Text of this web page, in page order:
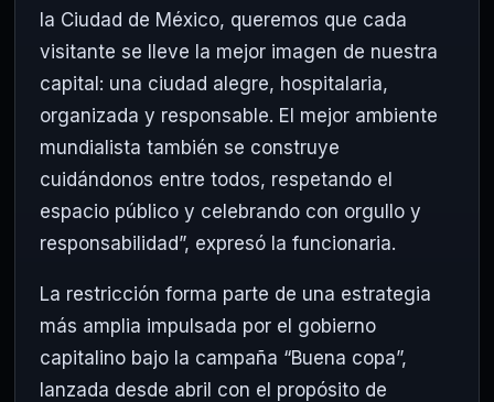
la Ciudad de México, queremos que cada
visitante se lleve la mejor imagen de nuestra
capital: una ciudad alegre, hospitalaria,
organizada y responsable. El mejor ambiente
mundialista también se construye
cuidándonos entre todos, respetando el
espacio público y celebrando con orgullo y
responsabilidad”, expresó la funcionaria.
La restricción forma parte de una estrategia
más amplia impulsada por el gobierno
capitalino bajo la campaña “Buena copa”,
lanzada desde abril con el propósito de